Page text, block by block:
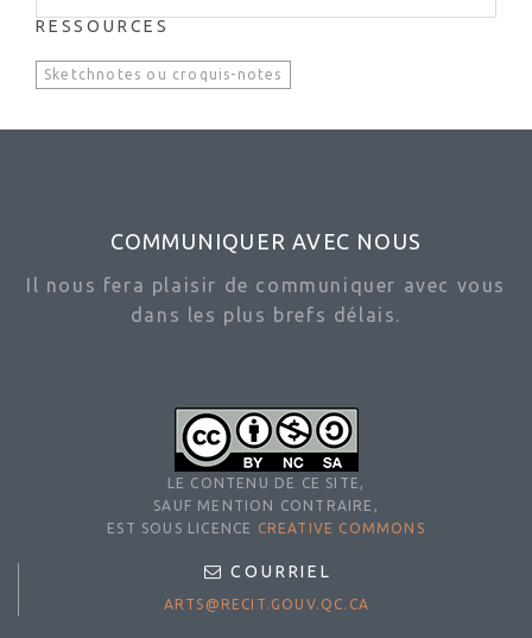
RESSOURCES
Sketchnotes ou croquis-notes
COMMUNIQUER AVEC NOUS
Il nous fera plaisir de communiquer avec vous
dans les plus brefs délais.
LE CONTENU DE CE SITE,
SAUF MENTION CONTRAIRE,
EST SOUS LICENCE
CREATIVE COMMONS
COURRIEL
ARTS@RECIT.GOUV.QC.CA